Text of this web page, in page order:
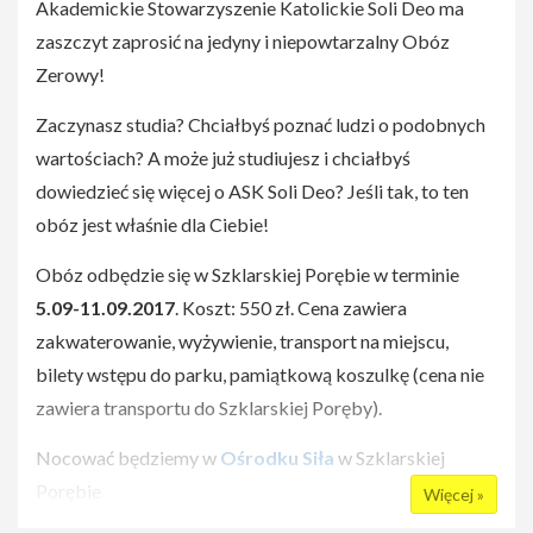
Akademickie Stowarzyszenie Katolickie Soli Deo ma
zaszczyt zaprosić na jedyny i niepowtarzalny Obóz
Zerowy!
Zaczynasz studia? Chciałbyś poznać ludzi o podobnych
wartościach? A może już studiujesz i chciałbyś
dowiedzieć się więcej o ASK Soli Deo? Jeśli tak, to ten
obóz jest właśnie dla Ciebie!
Obóz odbędzie się w Szklarskiej Porębie w terminie
5.09-11.09.2017. Koszt: 550 zł. Cena zawiera
zakwaterowanie, wyżywienie, transport na miejscu,
bilety wstępu do parku, pamiątkową koszulkę (cena nie
zawiera transportu do Szklarskiej Poręby).
Nocować będziemy w Ośrodku Siła w Szklarskiej
Więcej »